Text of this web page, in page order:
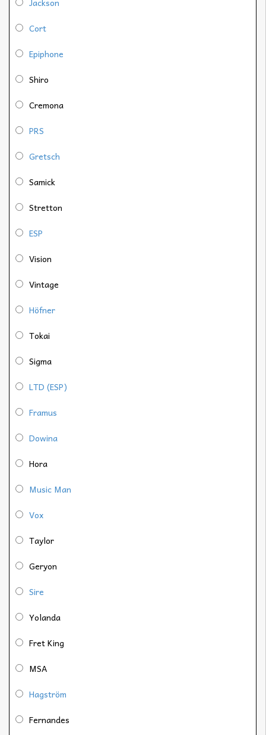
Cort
Epiphone
Shiro
Cremona
PRS
Gretsch
Samick
Stretton
ESP
Vision
Vintage
Höfner
Tokai
Sigma
LTD (ESP)
Framus
Dowina
Hora
Music Man
Vox
Taylor
Geryon
Sire
Yolanda
Fret King
MSA
Hagström
Fernandes